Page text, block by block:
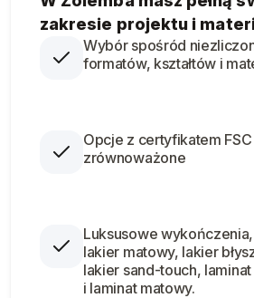
zakresie projektu i
Wybór spośród
formatów, kształtów i
Opcje z certyfikatem FSC
zrównoważone
Luksusowe
lakier matowy, lakier
lakier sand-touch,
i laminat matowy.